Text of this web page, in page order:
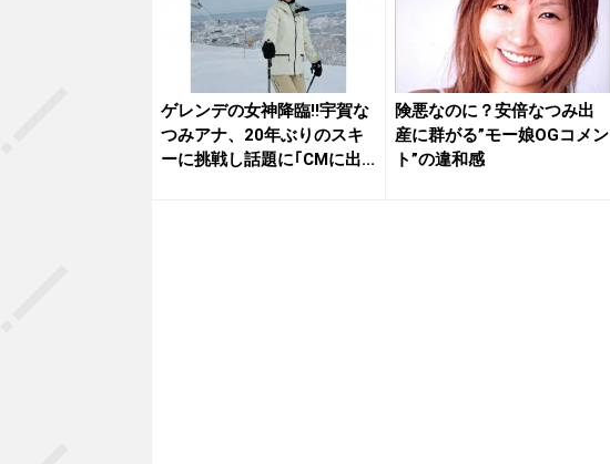
ゲレンデの女神降臨!!宇賀な
つみアナ、20年ぶりのスキ
ーに挑戦し話題に｢CMに出...
険悪なのに？安倍なつみ出
産に群がる”モー娘OGコメン
ト”の違和感